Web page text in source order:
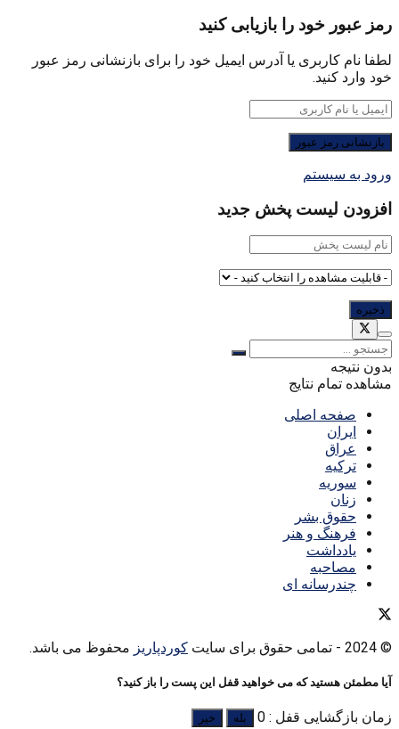
رمز عبور خود را بازیابی کنید
لطفا نام کاربری یا آدرس ایمیل خود را برای بازنشانی رمز عبور
خود وارد کنید.
ورود به سیستم
افزودن لیست پخش جدید
بدون نتیجه
مشاهده تمام نتایج
صفحه اصلی
ایران
عراق
ترکیه
سوریه
زنان
حقوق بشر
فرهنگ و هنر
یادداشت
مصاحبه
چندرسانه ای
© 2024 - تمامی حقوق برای سایت کوردپاریز محفوظ می باشد.
آیا مطمئن هستید که می خواهید قفل این پست را باز کنید؟
زمان بازگشایی قفل : 0 بله خیر